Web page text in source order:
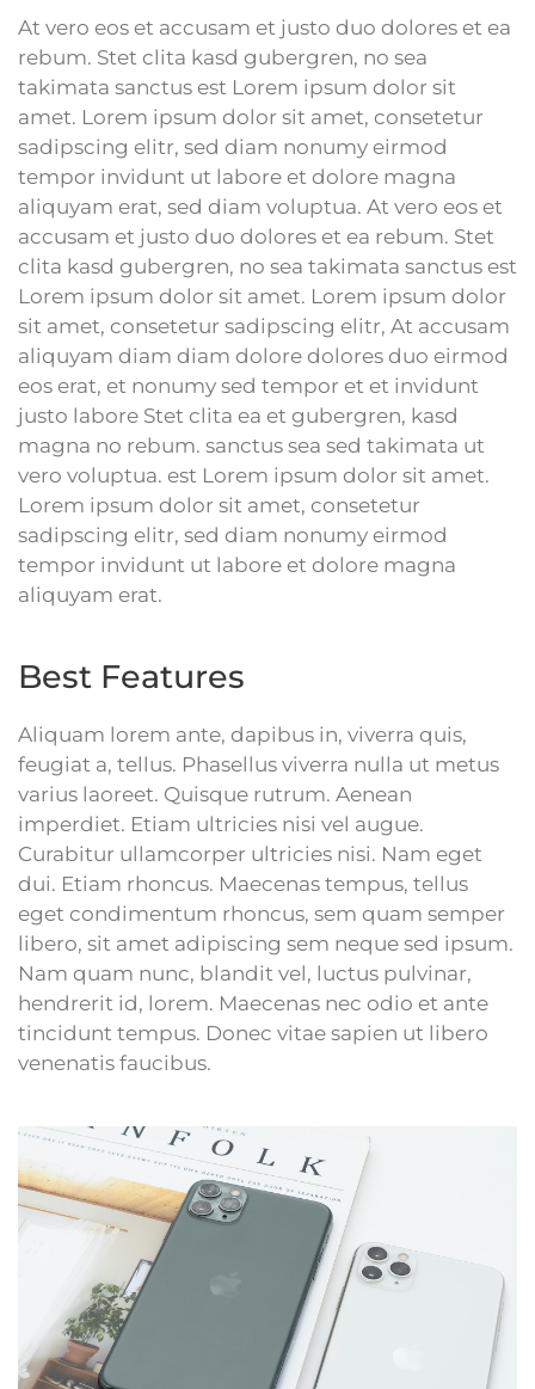
At vero eos et accusam et justo duo dolores et ea
rebum. Stet clita kasd gubergren, no sea
takimata sanctus est Lorem ipsum dolor sit
amet. Lorem ipsum dolor sit amet, consetetur
sadipscing elitr, sed diam nonumy eirmod
tempor invidunt ut labore et dolore magna
aliquyam erat, sed diam voluptua. At vero eos et
accusam et justo duo dolores et ea rebum. Stet
clita kasd gubergren, no sea takimata sanctus est
Lorem ipsum dolor sit amet. Lorem ipsum dolor
sit amet, consetetur sadipscing elitr, At accusam
aliquyam diam diam dolore dolores duo eirmod
eos erat, et nonumy sed tempor et et invidunt
justo labore Stet clita ea et gubergren, kasd
magna no rebum. sanctus sea sed takimata ut
vero voluptua. est Lorem ipsum dolor sit amet.
Lorem ipsum dolor sit amet, consetetur
sadipscing elitr, sed diam nonumy eirmod
tempor invidunt ut labore et dolore magna
aliquyam erat.
Best Features
Aliquam lorem ante, dapibus in, viverra quis,
feugiat a, tellus. Phasellus viverra nulla ut metus
varius laoreet. Quisque rutrum. Aenean
imperdiet. Etiam ultricies nisi vel augue.
Curabitur ullamcorper ultricies nisi. Nam eget
dui. Etiam rhoncus. Maecenas tempus, tellus
eget condimentum rhoncus, sem quam semper
libero, sit amet adipiscing sem neque sed ipsum.
Nam quam nunc, blandit vel, luctus pulvinar,
hendrerit id, lorem. Maecenas nec odio et ante
tincidunt tempus. Donec vitae sapien ut libero
venenatis faucibus.